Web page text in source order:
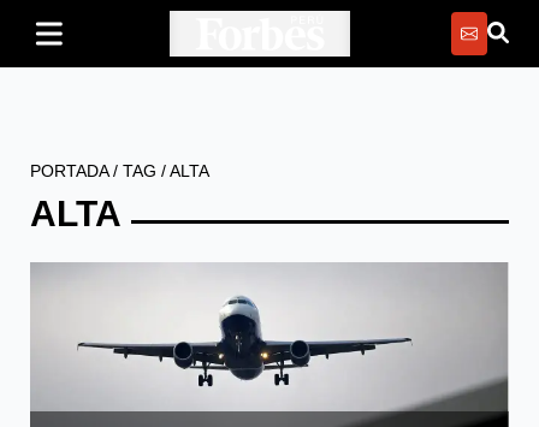
PORTADA/ TAG /ALTA
ALTA